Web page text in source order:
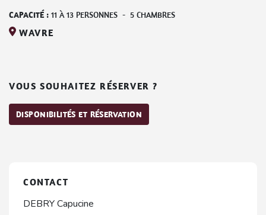
CAPACITÉ : 11 À13 PERSONNES - 5 CHAMBRES
WAVRE
VOUS SOUHAITEZ RÉSERVER ?
DISPONIBILITÉS ET RÉSERVATION
CONTACT
DEBRY Capucine